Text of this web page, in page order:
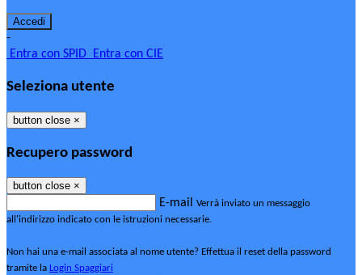
-
Entra con SPID Entra con CIE
Seleziona utente
button close ×
Recupero password
button close ×
E-mail Verrà inviato un messaggio
all'indirizzo indicato con le istruzioni necessarie.
Non hai una e-mail associata al nome utente? Effettua il reset della password
tramite la Login Spaggiari